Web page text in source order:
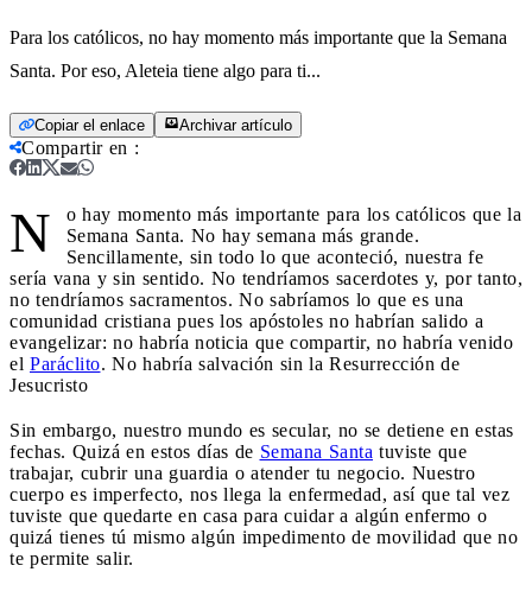
Para los católicos, no hay momento más importante que la Semana
Santa. Por eso, Aleteia tiene algo para ti...
Copiar el enlace Archivar artículo
Compartir en :
N
o hay momento más importante para los católicos que la
Semana Santa. No hay semana más grande.
Sencillamente, sin todo lo que aconteció, nuestra fe
sería vana y sin sentido. No tendríamos sacerdotes y, por tanto,
no tendríamos sacramentos. No sabríamos lo que es una
comunidad cristiana pues los apóstoles no habrían salido a
evangelizar: no habría noticia que compartir, no habría venido
el Paráclito. No habría salvación sin la Resurrección de
Jesucristo
Sin embargo, nuestro mundo es secular, no se detiene en estas
fechas. Quizá en estos días de Semana Santa tuviste que
trabajar, cubrir una guardia o atender tu negocio. Nuestro
cuerpo es imperfecto, nos llega la enfermedad, así que tal vez
tuviste que quedarte en casa para cuidar a algún enfermo o
quizá tienes tú mismo algún impedimento de movilidad que no
te permite salir.